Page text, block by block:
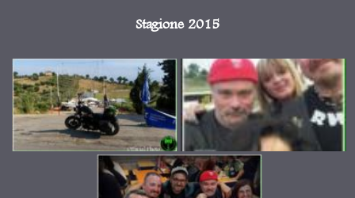
Stagione 2015